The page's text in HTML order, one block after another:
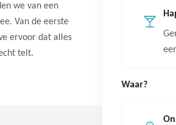
Waar?
we van een
Van de eerste
ervoor dat alles
telt.